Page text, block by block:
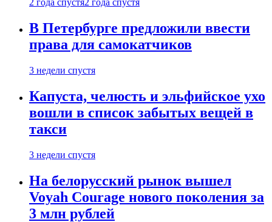
2 года спустя2 года спустя
В Петербурге предложили ввести
права для самокатчиков
3 недели спустя
Капуста, челюсть и эльфийское ухо
вошли в список забытых вещей в
такси
3 недели спустя
На белорусский рынок вышел
Voyah Courage нового поколения за
3 млн рублей